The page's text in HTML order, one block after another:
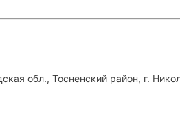
обл., Тосненский район, г.